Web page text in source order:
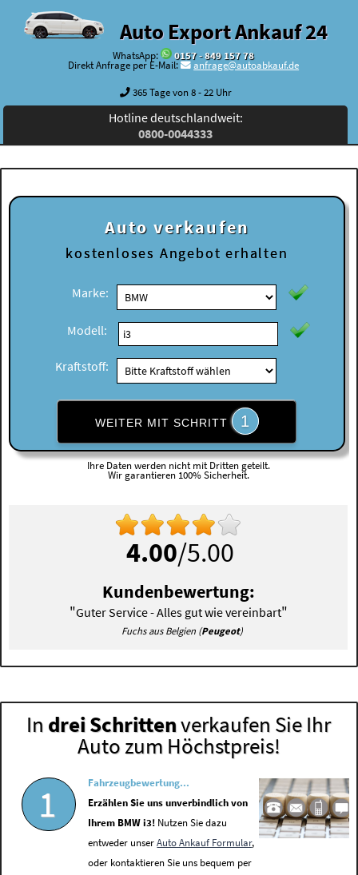
Auto Export Ankauf 24
WhatsApp:
0157 - 849 157 78
Direkt Anfrage per E-Mail:
anfrage@autoabkauf.de
365 Tage von 8 - 22 Uhr
Hotline deutschlandweit:
0800-0044333
Auto verkaufen
kostenloses Angebot erhalten
Marke:
Modell:
Kraftstoff:
WEITER MIT SCHRITT 1
Ihre Daten werden nicht mit Dritten geteilt.
Wir garantieren 100% Sicherheit.
4.00/5.00
Kundenbewertung:
"Guter Service - Alles gut wie vereinbart"
Fuchs aus Belgien (Peugeot)
In drei Schrittenverkaufen Sie Ihr
Auto zum Höchstpreis!
1
Fahrzeugbewertung...
Erzählen Sie uns unverbindlich von
Ihrem BMW i3! Nutzen Sie dazu
entweder unserAuto Ankauf Formular,
oder kontaktieren Sie uns bequem per